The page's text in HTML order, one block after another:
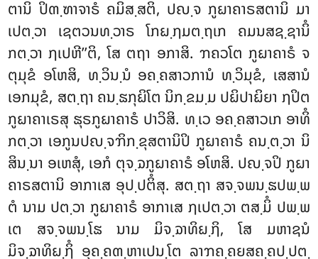
ຕານິ ປິຓ຺ຑາຈາຣໍ ຄມິສ຺ສຕິ, ປຎ຺ຈ ກູຏາຄາຣສຕານິ ມາ
ເປຕ຺ວາ ເຊຕວນທ຺ວາຣ ໂກຏ຺ຐມຕ຺ຖເກ ຄມນສຊ຺ຊານິໍ
ກຕ຺ວາ ຐເປຫີ’’ຕິ, ໂສ ຕຖາ ອກາສິ. ຠຄວໂຕ ກູຏາຄາຣໍ ຈ
ຕຸມຸຂໍ ອໂຫສິ, ທ຺ວິນ຺ນໍ ອຄ຺ຄສາວການໍ ທ຺ວິມຸຂໍ, ເສສານໍ
ເອກມຸຂໍ, ສຕ຺ຖາ ຄນ຺ຘກຸຏິໂຕ ນິກ຺ຂມ຺ມ ປຏິປາຏິຍາ ຐປິຕ
ກູຏາຄາເຣສຸ ຘຸຣກູຏາຄາຣໍ ປາວິສິ. ທ຺ເວ ອຄ຺ຄສາວເກ ອາທິໍ
ກຕ຺ວາ ເອກູນປຎ຺ຈຠິກ຺ຂຸສຕານິປິ ກູຏາຄາຣໍ ຄນ຺ຕ຺ວາ ນິ
ສິນ຺ນາ ອເຫສຸໍ, ເອກໍ ຕຸຈ຺ຉກູຏາຄາຣໍ ອໂຫສິ. ປຎ຺ຈປິ ກູຏາ
ຄາຣສຕານິ ອາກາເສ ອຸປ຺ປຕິໍສຸ. ສຕ຺ຖາ ສຈ຺ຈພນ຺ຘປພ຺ພ
ຕໍ ນາມ ປຕ຺ວາ ກູຏາຄາຣໍ ອາກາເສ ຐເປຕ຺ວາ ຕສ຺ມິໍ ປພ຺ພ
ເຕ ສຈ຺ຈພນ຺ໂຘ ນາມ ມິຈ຺ຉາທິຏ຺ຐິ, ໂສ ມຫາຊນໍ
ມິຈ຺ຉາທິຏ຺ຐິໍ ອຸຄ຺ຄຓ຺ຫາເປນ຺ໂຕ ລາຠຄ຺ຄຍສຄ຺ຄປ຺ປຕ຺